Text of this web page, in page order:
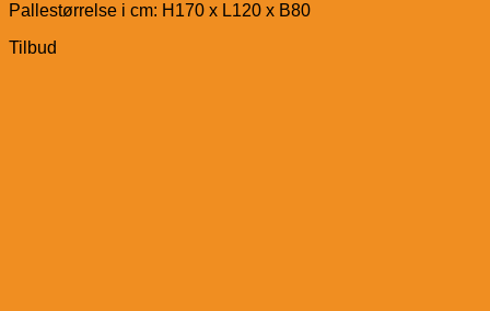
Pallestørrelse i cm: H170 x L120 x B80
Tilbud